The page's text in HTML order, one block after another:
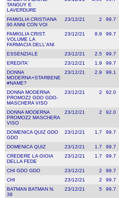
TANGUY E
LAVERDURE
FAMIGLIA CRISTIANA
90 ANNI CON VOI
23/12/21 2 99.7
FAMIGLIA CRIST.
VOLUME LA
FARMACIA DELL'ANI
23/12/21 8.9 99.7
ESSENZIALE 23/12/21 2.5 99.7
EREDITA'
23/12/21 1.9 99.7
DONNA
MODERNA+STARBENE
#NAME?
23/12/21 2.9 99.1
DONNA MODERNA
PROMOZ2 GDO GDO-
MASCHERA VISO
23/12/21 2 92.0
DONNA MODERNA
PROMOZ2 MASCHERA
VISO
23/12/21 2 92.0
DOMENICA QUIZ GDO
GDO
23/12/21 1.7 99.7
DOMENICA QUIZ 23/12/21 1.7 99.7
CREDERE LA GIOIA
DELLA FEDE
23/12/21 1.7 99.7
CHI GDO GDO 23/12/21 2 99.7
CHI
23/12/21 2 99.7
BATMAN BATMAN N.
38
23/12/21 5 99.7